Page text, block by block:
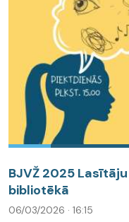
BJVŽ 2025
bibliotēkā
06/03/2026 · 16:15